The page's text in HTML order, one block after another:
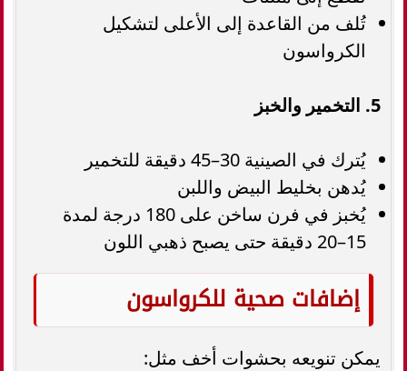
تُلف من القاعدة إلى الأعلى لتشكيل
الكرواسون
5. التخمير والخبز
يُترك في الصينية 30–45 دقيقة للتخمير
يُدهن بخليط البيض واللبن
يُخبز في فرن ساخن على 180 درجة لمدة
15–20 دقيقة حتى يصبح ذهبي اللون
إضافات صحية للكرواسون
يمكن تنويعه بحشوات أخف مثل: